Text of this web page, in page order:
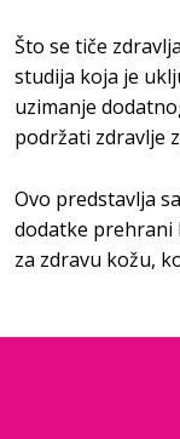
Što se tiče
studija koja je
uzimanje
podržati zdravlje
Ovo predstavlja
dodatke prehrani
za zdravu kožu,